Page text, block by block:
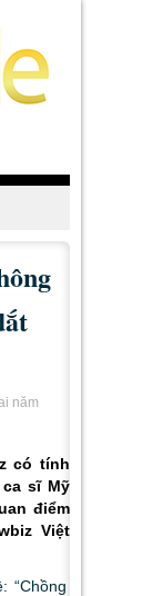
năm
có tính
sĩ Mỹ
điểm
Việt